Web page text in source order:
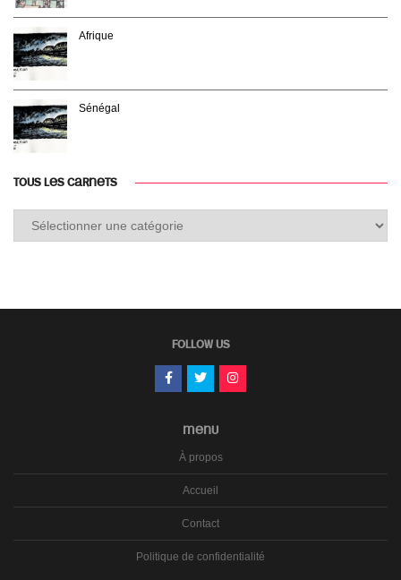
Afrique
Sénégal
TOUS LES CARNETS
FOLLOW US
MENU
À propos
Accueil
Contact
Politique de confidentialité